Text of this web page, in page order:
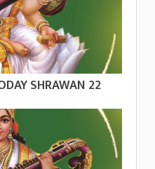
SHRAWAN 22